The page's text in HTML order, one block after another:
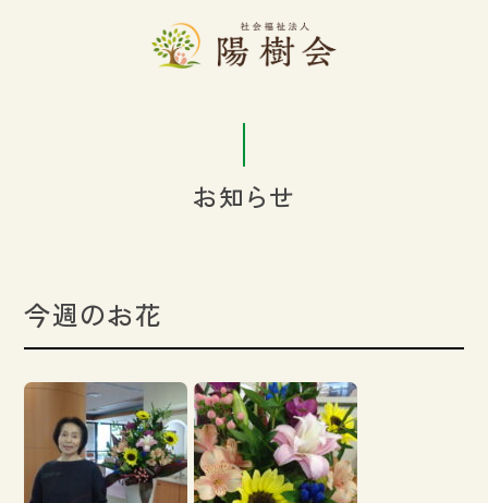
お知らせ
今週のお花